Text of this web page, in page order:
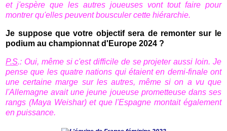
et j'espère que les autres joueuses vont tout faire pour
montrer qu'elles peuvent bousculer cette hiérarchie.
Je suppose que votre objectif sera de remonter sur le
podium au championnat d'Europe 2024 ?
P.S.: Oui, même si c'est difficile de se projeter aussi loin. Je
pense que les quatre nations qui étaient en demi-finale ont
une certaine marge sur les autres, même si on a vu que
l'Allemagne avait une jeune joueuse prometteuse dans ses
rangs (Maya Weishar) et que l'Espagne montait également
en puissance.